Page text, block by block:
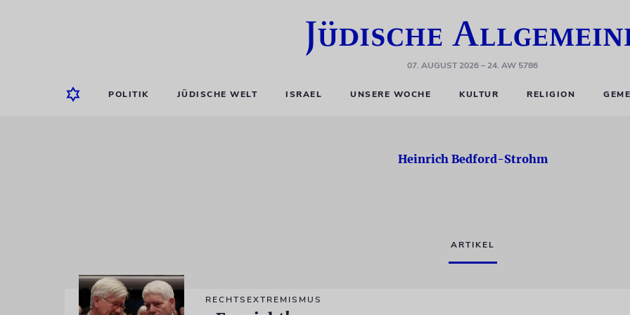
07. AUGUST 2026– 24. AW 5786
POLITIK JÜDISCHE WELT ISRAEL UNSERE WOCHE KULTUR RELIGION
Heinrich Bedford-Strohm
ARTIKEL
RECHTSEXTREMISMUS